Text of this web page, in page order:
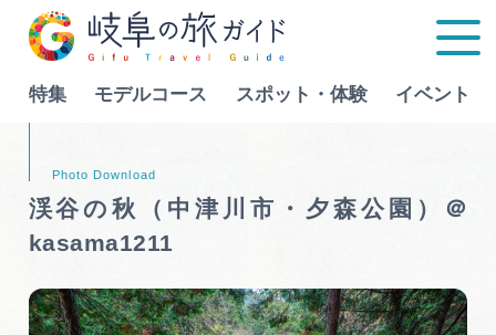
特集 モデルコース スポット・体験 イベント
特集
モデルコース
Language
渓谷の秋（中津川市・夕森公園）＠
kasama1211